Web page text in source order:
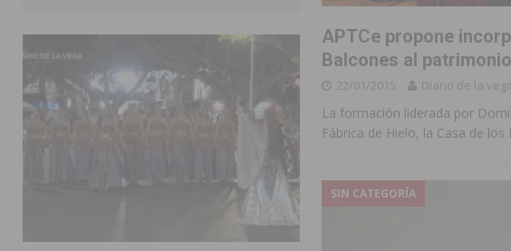
APTCe propone
Balcones al
22/01/2015 Diario de la
La formación liderada por
Fábrica de Hielo, la Casa de
SIN CATEGORÍA